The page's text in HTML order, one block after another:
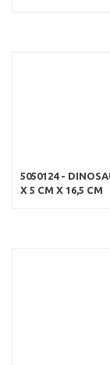
5050124 -
X 5 CM X 16,5 CM